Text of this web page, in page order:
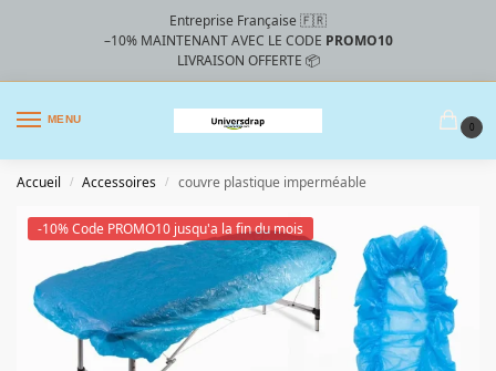
Entreprise Française 🇫🇷
–10% MAINTENANT AVEC LE CODE PROMO10
LIVRAISON OFFERTE 📦
MENU
0
Accueil / Accessoires / couvre plastique imperméable
-10% Code PROMO10 jusqu'a la fin du mois